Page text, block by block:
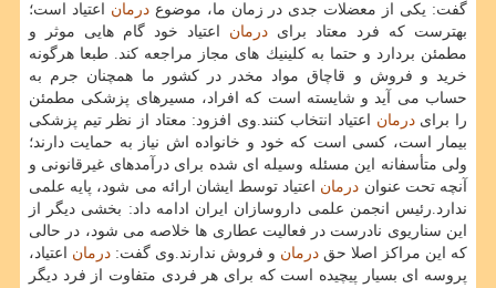
گفت: یكی از معضلات جدی در زمان ما، موضوعدرمان اعتیاد است؛
بهترست كه فرد معتاد برای درمان اعتیاد خود گام هایی موثر و
مطمئن بردارد و حتما به كلینیك های مجاز مراجعه كند. طبعا هرگونه
خرید و فروش و قاچاق مواد مخدر در كشور ما همچنان جرم به
حساب می آید و شایسته است كه افراد، مسیرهای پزشكی مطمئن
را برایدرمان اعتیاد انتخاب كنند.وی افزود: معتاد از نظر تیم پزشكی
بیمار است، كسی است كه خود و خانواده اش نیاز به حمایت دارند؛
ولی متأسفانه این مسئله وسیله ای شده برای درآمدهای غیرقانونی و
آنچه تحت عنوان درمان اعتیاد توسط ایشان ارائه می شود، پایه علمی
ندارد.رئیس انجمن علمی داروسازان ایران ادامه داد: بخشی دیگر از
این سناریوی نادرست در فعالیت عطاری ها خلاصه می شود، در حالی
كه این مراكز اصلا حق درمان و فروش ندارند.وی گفت: درمان اعتیاد،
پروسه ای بسیار پیچیده است كه برای هر فردی متفاوت از فرد دیگر